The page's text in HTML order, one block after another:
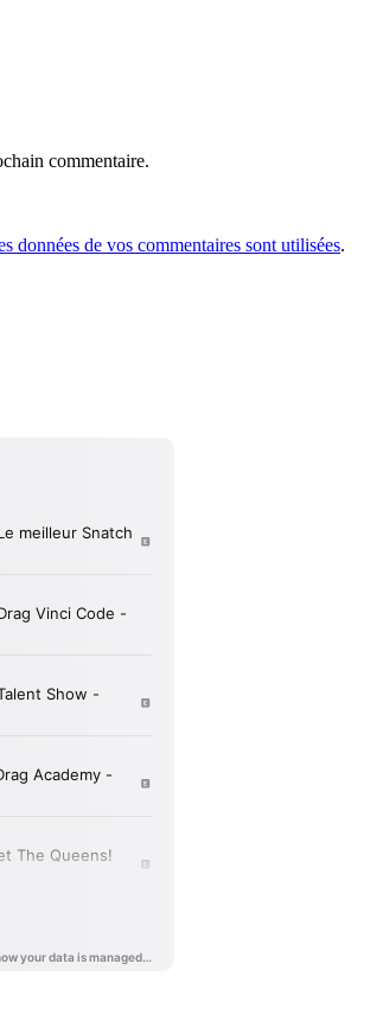
commentaire.
données de vos commentaires sont utilisées.